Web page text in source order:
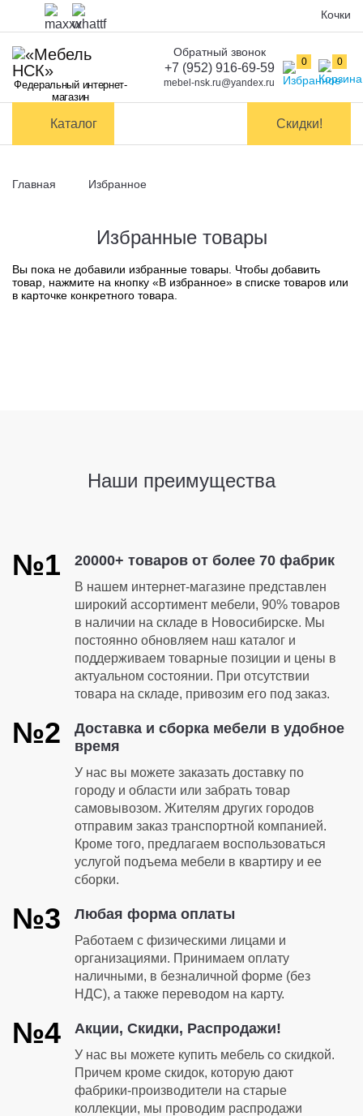
Оплата
Доставка и
самовывоз
Сборка
Заказать обратный звонок
Кочки
Федеральный интернет-
магазин
0 0
Обратный звонок
+7 (952) 916-69-59
mebel-nsk.ru@yandex.ru
Каталог Скидки!
Главная Избранное
Избранные товары
Вы пока не добавили избранные товары. Чтобы добавить
товар, нажмите на кнопку «В избранное» в списке товаров или
в карточке конкретного товара.
Наши преимущества
№1 20000+ товаров от более 70 фабрик
В нашем интернет-магазине представлен
широкий ассортимент мебели, 90% товаров
в наличии на складе в Новосибирске. Мы
постоянно обновляем наш каталог и
поддерживаем товарные позиции и цены в
актуальном состоянии. При отсутствии
товара на складе, привозим его под заказ.
№2
Доставка и сборка мебели в удобное
время
У нас вы можете заказать доставку по
городу и области или забрать товар
самовывозом. Жителям других городов
отправим заказ транспортной компанией.
Кроме того, предлагаем воспользоваться
услугой подъема мебели в квартиру и ее
сборки.
№3 Любая форма оплаты
Работаем с физическими лицами и
организациями. Принимаем оплату
наличными, в безналичной форме (без
НДС), а также переводом на карту.
№4 Акции, Скидки, Распродажи!
У нас вы можете купить мебель со скидкой.
Причем кроме скидок, которую дают
фабрики-производители на старые
коллекции, мы проводим распродажи